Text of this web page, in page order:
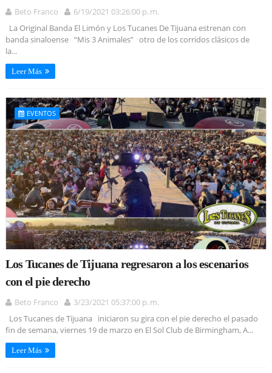
Beto Franco
6/19/2021 03:26:00 p. m.
La Original Banda El Limón y Los Tucanes De Tijuana estrenan con
banda sinaloense “Mis 3 Animales” otro de los corridos clásicos de
la...
Leer Más
EVENTOS
Los Tucanes de Tijuana regresaron a los escenarios
con el pie derecho
Beto Franco
3/23/2021 05:37:00 p. m.
Los Tucanes de Tijuana iniciaron su gira con el pie derecho el pasado
fin de semana, viernes 19 de marzo en El Sol Club de Birmingham, A...
Leer Más